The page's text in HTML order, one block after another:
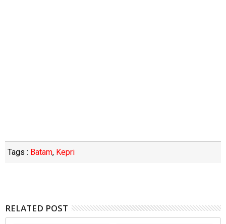
Tags : Batam, Kepri
RELATED POST